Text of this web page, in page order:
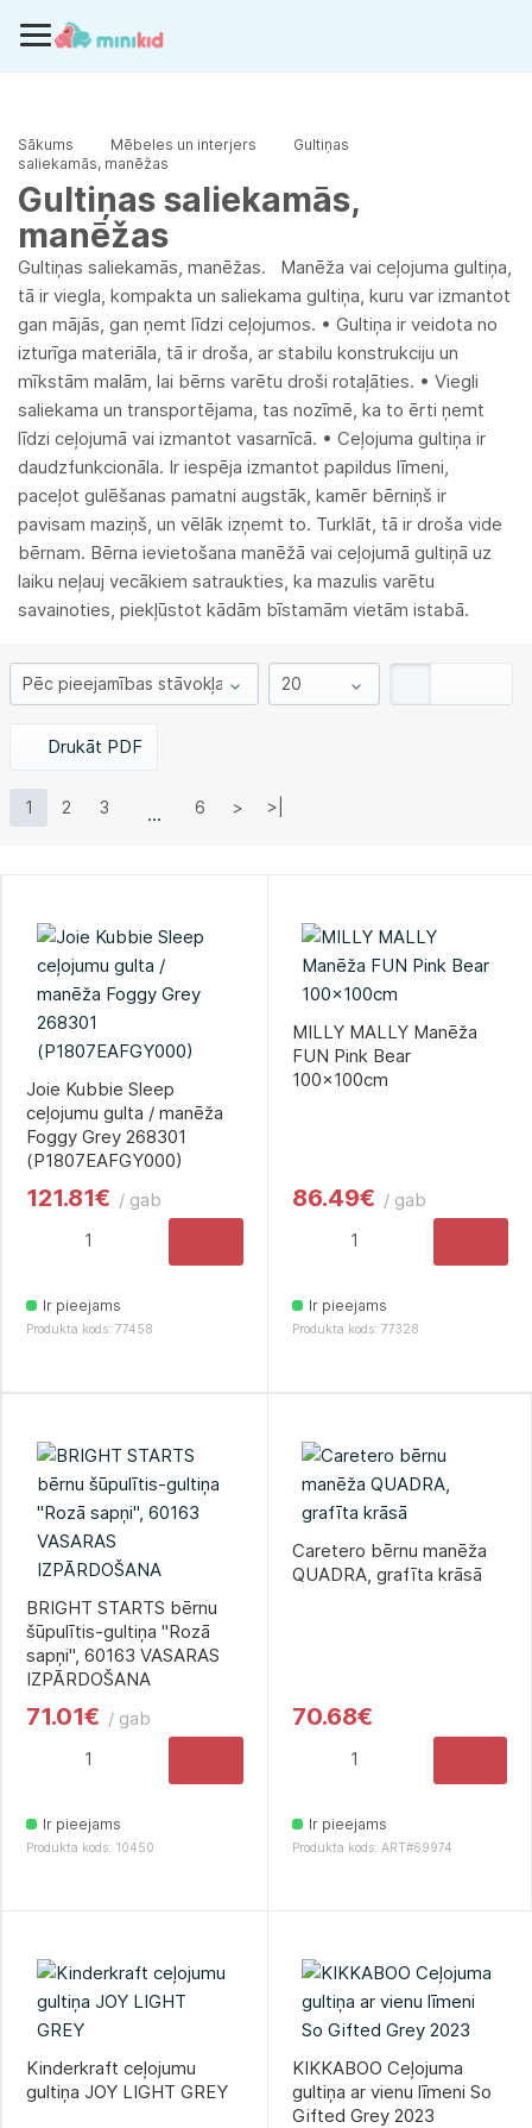
Sākums Mēbeles un interjers
Gultiņas
saliekamās, manēžas
Gultiņas saliekamās,
manēžas
Gultiņas saliekamās, manēžas. Manēža vai ceļojuma gultiņa,
tā ir viegla, kompakta un saliekama gultiņa, kuru var izmantot
gan mājās, gan ņemt līdzi ceļojumos. • Gultiņa ir veidota no
izturīga materiāla, tā ir droša, ar stabilu konstrukciju un
mīkstām malām, lai bērns varētu droši rotaļāties. • Viegli
saliekama un transportējama, tas nozīmē, ka to ērti ņemt
līdzi ceļojumā vai izmantot vasarnīcā. • Ceļojuma gultiņa ir
daudzfunkcionāla. Ir iespēja izmantot papildus līmeni,
paceļot gulēšanas pamatni augstāk, kamēr bērniņš ir
pavisam maziņš, un vēlāk izņemt to. Turklāt, tā ir droša vide
bērnam. Bērna ievietošana manēžā vai ceļojumā gultiņā uz
laiku neļauj vecākiem satraukties, ka mazulis varētu
savainoties, piekļūstot kādām bīstamām vietām istabā.
Drukāt PDF
1 2 3 6 > >|
Joie Kubbie Sleep
ceļojumu gulta / manēža
Foggy Grey 268301
(P1807EAFGY000)
121.81€ / gab
Ir pieejams
Produkta kods: 77458
MILLY MALLY Manēža
FUN Pink Bear
100x100cm
86.49€ / gab
Ir pieejams
Produkta kods: 77328
BRIGHT STARTS bērnu
šūpulītis-gultiņa "Rozā
sapņi", 60163 VASARAS
IZPĀRDOŠANA
71.01€ / gab
Ir pieejams
Produkta kods: 10450
Caretero bērnu manēža
QUADRA, grafīta krāsā
70.68€
Ir pieejams
Produkta kods: ART#69974
Kinderkraft ceļojumu
gultiņa JOY LIGHT GREY
KIKKABOO Ceļojuma
gultiņa ar vienu līmeni So
Gifted Grey 2023